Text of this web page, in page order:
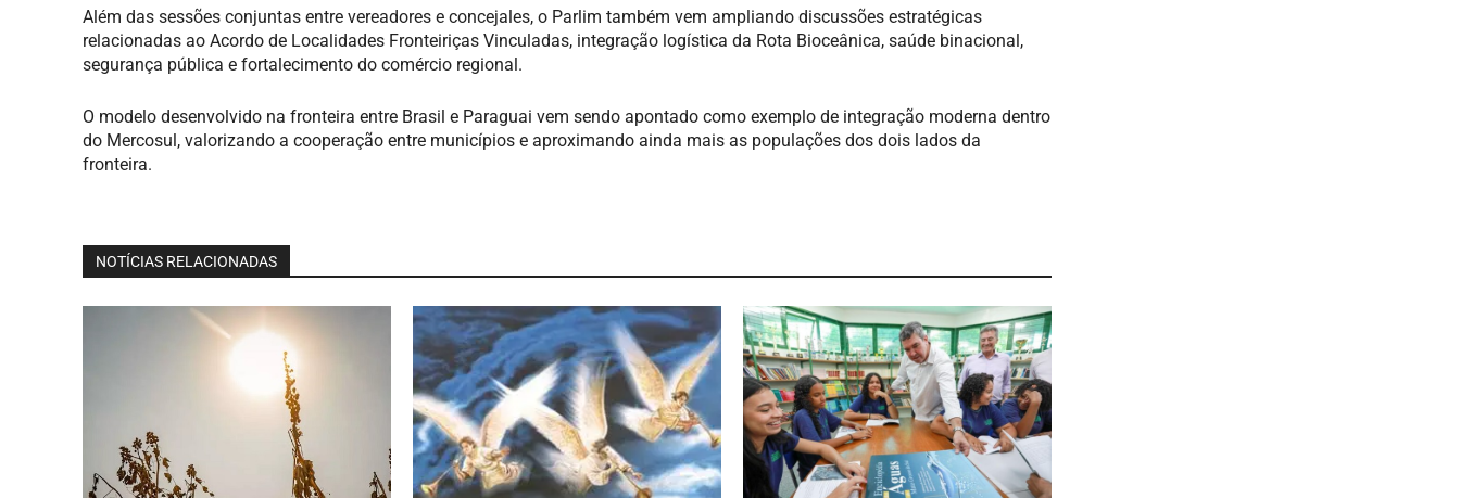
Além das sessões conjuntas entre vereadores e concejales, o Parlim também vem ampliando discussões estratégicas
relacionadas ao Acordo de Localidades Fronteiriças Vinculadas, integração logística da Rota Bioceânica, saúde binacional,
segurança pública e fortalecimento do comércio regional.
O modelo desenvolvido na fronteira entre Brasil e Paraguai vem sendo apontado como exemplo de integração moderna dentro
do Mercosul, valorizando a cooperação entre municípios e aproximando ainda mais as populações dos dois lados da
fronteira.
NOTÍCIAS RELACIONADAS